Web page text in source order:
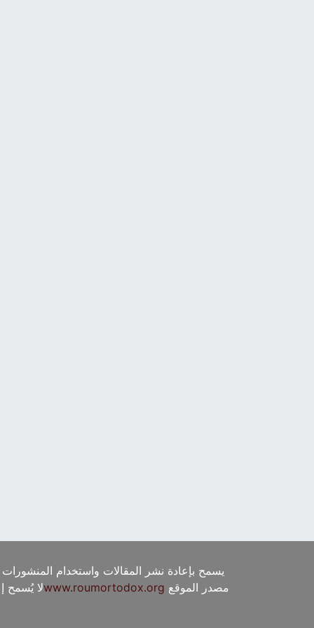
يسمح بإعادة نشر المقالات واستخدام
مصدر الموقع www.roumortodox.orgلا يُسمح